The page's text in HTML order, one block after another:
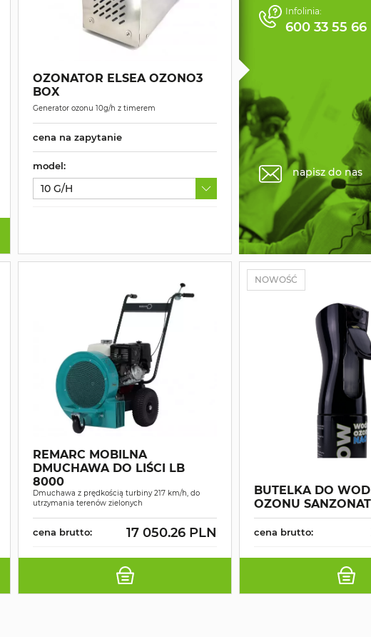
OZONATOR ELSEA OZONO3
BOX
Generator ozonu 10g/h z timerem
cena na zapytanie
model:
10 G/H
Infolinia:
600 33 55 66
napisz do nas
REMARC MOBILNA
DMUCHAWA DO LIŚCI LB
8000
Dmuchawa z prędkością turbiny 217 km/h, do
utrzymania terenów zielonych
cena brutto: 17 050.26 PLN
NOWOŚĆ
BUTELKA DO
OZONU
cena brutto: